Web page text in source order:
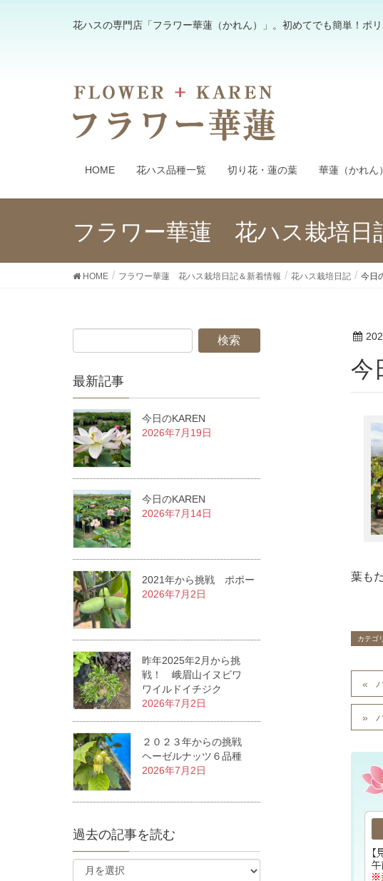
花ハスの専門店「フラワー華蓮（かれん）」。初めてでも簡単！ポ
HOME 花ハス品種一覧 切り花・蓮の葉 華蓮（かれん
フラワー華蓮 花ハス栽培日
HOME フラワー華蓮 花ハス栽培日記＆新着情報 花ハス栽培日記 今日
葉も
カテゴ
最新記事
今日のKAREN
2026年7月19日
今日のKAREN
2026年7月14日
2021年から挑戦 ポポー
2026年7月2日
昨年2025年2月から挑
戦！ 峨眉山イヌビワ
ワイルドイチジク
2026年7月2日
２０２３年からの挑戦
ヘーゼルナッツ６品種
2026年7月2日
過去の記事を読む